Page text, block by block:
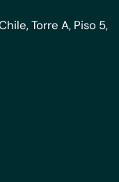
Torre A, Piso 5,